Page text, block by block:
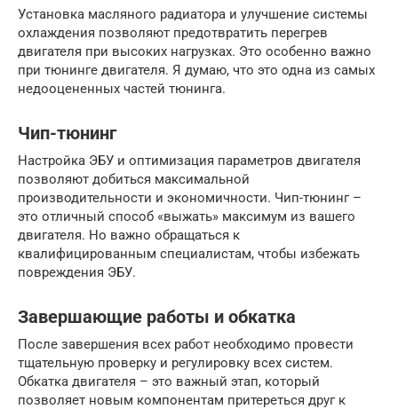
Установка масляного радиатора и улучшение системы
охлаждения позволяют предотвратить перегрев
двигателя при высоких нагрузках. Это особенно важно
при тюнинге двигателя. Я думаю, что это одна из самых
недооцененных частей тюнинга.
Чип-тюнинг
Настройка ЭБУ и оптимизация параметров двигателя
позволяют добиться максимальной
производительности и экономичности. Чип-тюнинг –
это отличный способ «выжать» максимум из вашего
двигателя. Но важно обращаться к
квалифицированным специалистам, чтобы избежать
повреждения ЭБУ.
Завершающие работы и обкатка
После завершения всех работ необходимо провести
тщательную проверку и регулировку всех систем.
Обкатка двигателя – это важный этап, который
позволяет новым компонентам притереться друг к